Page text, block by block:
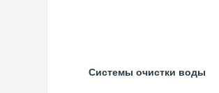
Системы очистки воды